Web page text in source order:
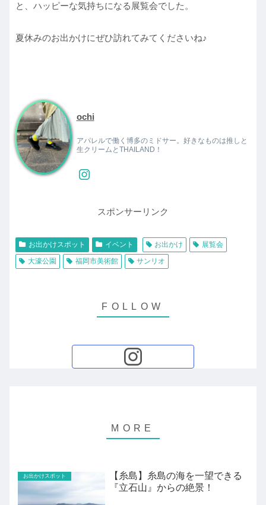
と、ハッピーな気持ちになる展覧会でした。
夏休みのお出かけにぜひ訪れてみてくださいね♪
ochi
アパレルで働く博多のミドサー。好きなものは推しと
生クリームとTHAILAND！
スポンサーリンク
お出かけスポット イベント お出かけ
展覧会
大濠公園
福岡市美術館 サンリオ
お出かけスポット
【糸島】糸島の海を一望できる
『立石山』からの絶景！